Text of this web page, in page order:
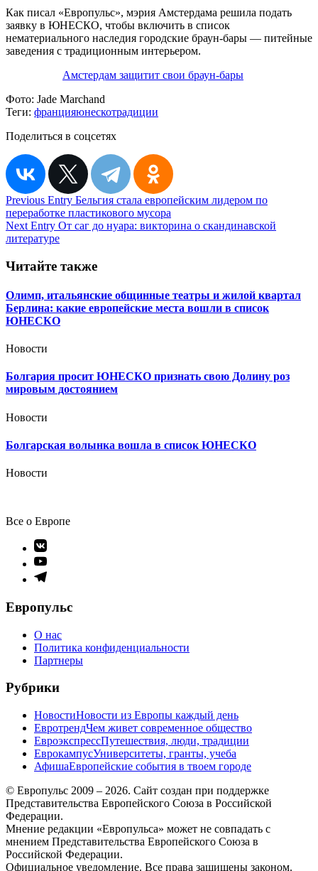
Как писал «Европульс», мэрия Амстердама решила подать
заявку в ЮНЕСКО, чтобы включить в список
нематериального наследия городские браун-бары — питейные
заведения с традиционным интерьером.
Амстердам защитит свои браун-бары
Фото: Jade Marchand
Теги: францияюнескотрадиции
Поделиться в соцсетях
Навигация
по
записям
Previous Entry Бельгия стала европейским лидером по
переработке пластикового мусора
Next Entry От саг до нуара: викторина о скандинавской
литературе
Читайте также
Олимп, итальянские общинные театры и жилой квартал
Берлина: какие европейские места вошли в список
ЮНЕСКО
Новости
Болгария просит ЮНЕСКО признать свою Долину роз
мировым достоянием
Новости
Болгарская волынка вошла в список ЮНЕСКО
Новости
Все о Европе
Элемент
меню
Элемент
меню
Элемент
Европульс
О нас
Политика конфиденциальности
Партнеры
Рубрики
НовостиНовости из Европы каждый день
ЕвротрендЧем живет современное общество
ЕвроэкспрессПутешествия, люди, традиции
ЕврокампусУниверситеты, гранты, учеба
АфишаЕвропейские события в твоем городе
© Европульс 2009 – 2026. Сайт создан при поддержке
Представительства Европейского Союза в Российской
Федерации.
Мнение редакции «Европульса» может не совпадать с
мнением Представительства Европейского Союза в
Российской Федерации.
Официальное уведомление. Все права защищены законом.